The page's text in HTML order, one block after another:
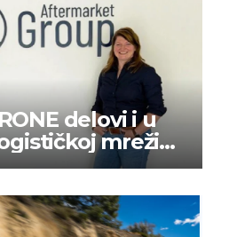
delovi i u
mreži
grupe